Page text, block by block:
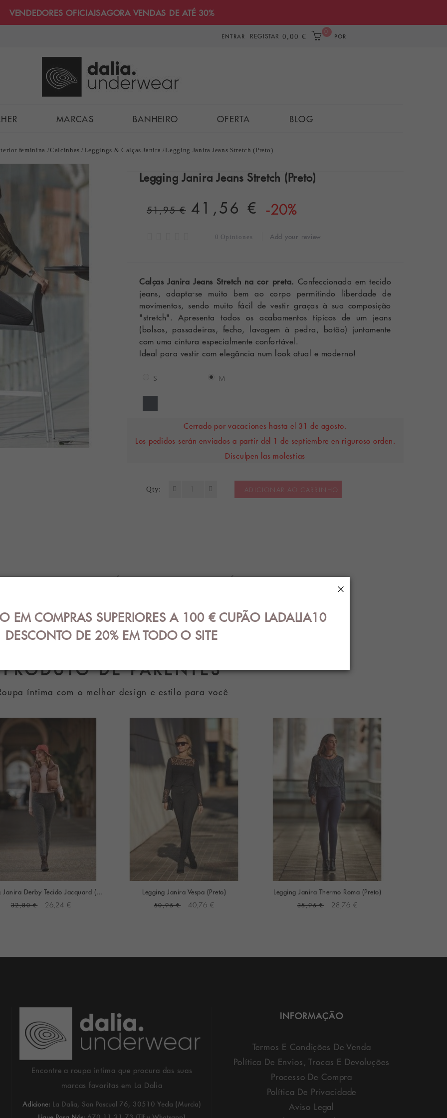
VENDEDORES OFICIAISAGORA VENDAS DE ATÉ 30%
ENTRAR REGISTAR 0,00 €
0
POR
MARCAS BANHEIRO OFERTA BLOG
feminina Calcinhas Leggings & Calças Janira Legging Janira Jeans Stretch (Preto)
Legging Janira Jeans Stretch (Preto)
51,95 € 41,56 € -20%
0 Opiniones Add your review
Calças Janira Jeans Stretch na cor preta. Confeccionada em tecido
jeans, adapta-se muito bem ao corpo permitindo liberdade de
movimentos, sendo muito fácil de vestir graças à sua composição
"stretch". Apresenta todos os acabamentos típicos de um jeans
(bolsos, passadeiras, fecho, lavagem à pedra, botão) juntamente
com uma cintura especialmente confortável.
Ideal para vestir com elegância num look atual e moderno!
S M
Cerrado por vacaciones hasta el 31 de agosto.
Los pedidos serán enviados a partir del 1 de septiembre en riguroso orden.
Disculpen las molestias
Qty: ADICIONAR AO CARRINHO
REVIEW (0) GUÍA DE TALLAS ENVÍOS
elastano.
PRODUTO DE PARENTES
íntima com o melhor design e estilo para você
Legging Janira Derby Tecido Jacquard (Preto)
32,80 € 26,24 €
Legging Janira Vespa (Preto)
50,95 € 40,76 €
Legging Janira Thermo Roma (Preto)
35,95 € 28,76 €
Encontre a roupa íntima que procura das suas
marcas favoritas em La Dalia
Adicione: La Dalia, San Pascual 76, 30510 Yecla (Murcia)
INFORMAÇÃO
Termos E Condições De Venda
Política De Envios, Trocas E Devoluções
Processo De Compra
Política De Privacidade
Aviso Legal
EM COMPRAS SUPERIORES A 100 € CUPÃO LADALIA10
DESCONTO DE 20% EM TODO O SITE
×